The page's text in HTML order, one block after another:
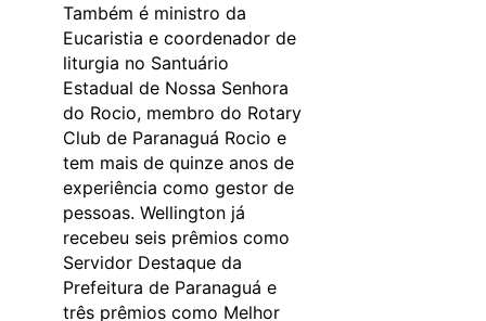
Também é ministro da
Eucaristia e coordenador de
liturgia no Santuário
Estadual de Nossa Senhora
do Rocio, membro do Rotary
Club de Paranaguá Rocio e
tem mais de quinze anos de
experiência como gestor de
pessoas. Wellington já
recebeu seis prêmios como
Servidor Destaque da
Prefeitura de Paranaguá e
três prêmios como Melhor